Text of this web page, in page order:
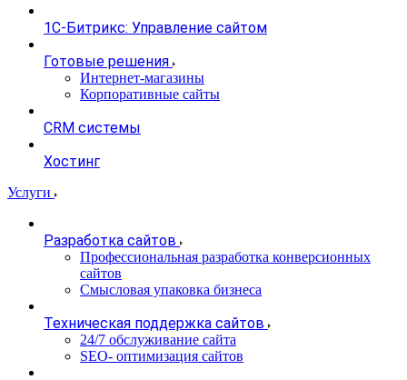
1С-Битрикс: Управление сайтом
Готовые решения
Интернет-магазины
Корпоративные сайты
CRM системы
Хостинг
Услуги
Разработка сайтов
Профессиональная разработка конверсионных
сайтов
Смысловая упаковка бизнеса
Техническая поддержка сайтов
24/7 обслуживание сайта
SEO- оптимизация сайтов